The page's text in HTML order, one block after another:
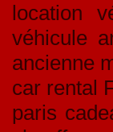
location
véhicule
ancienne
car rental
paris